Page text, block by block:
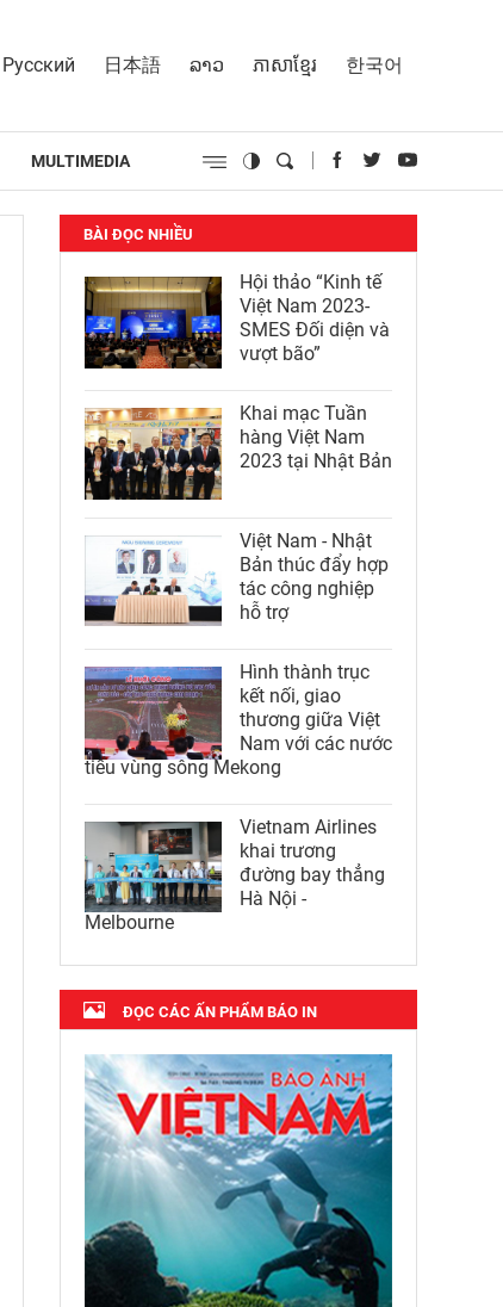
Русский 日本語 ລາວ ភាសាខ្មែរ 한국어
MULTIMEDIA
BÀI ĐỌC NHIỀU
Hội thảo “Kinh tế
Việt Nam 2023-
SMES Đối diện và
vượt bão”
Khai mạc Tuần
hàng Việt Nam
2023 tại Nhật Bản
Việt Nam - Nhật
Bản thúc đẩy hợp
tác công nghiệp
hỗ trợ
Hình thành trục
kết nối, giao
thương giữa Việt
Nam với các nước
tiểu vùng sông Mekong
Vietnam Airlines
khai trương
đường bay thẳng
Hà Nội -
Melbourne
ĐỌC CÁC ẤN PHẨM BÁO IN